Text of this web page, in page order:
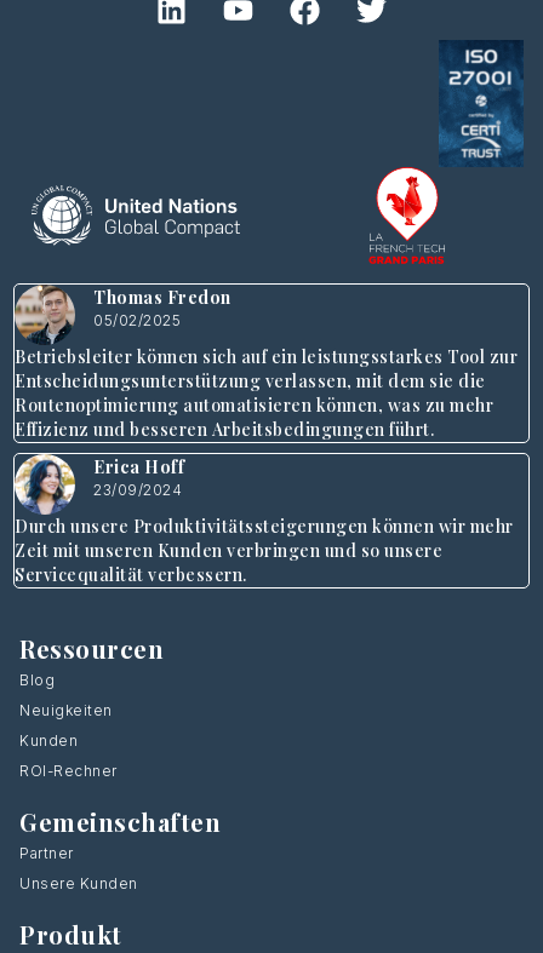
Thomas Fredon
05/02/2025
Betriebsleiter können sich auf ein leistungsstarkes Tool zur
Entscheidungsunterstützung verlassen, mit dem sie die
Routenoptimierung automatisieren können, was zu mehr
Effizienz und besseren Arbeitsbedingungen führt.
Erica Hoff
23/09/2024
Durch unsere Produktivitätssteigerungen können wir mehr
Zeit mit unseren Kunden verbringen und so unsere
Servicequalität verbessern.
Ressourcen
Blog
Neuigkeiten
Kunden
ROI-Rechner
Gemeinschaften
Partner
Unsere Kunden
Produkt